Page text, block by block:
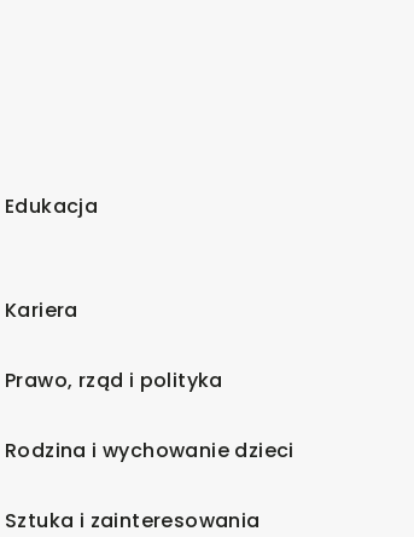
Edukacja
Kariera
Prawo, rząd i polityka
Rodzina i wychowanie dzieci
Sztuka i zainteresowania